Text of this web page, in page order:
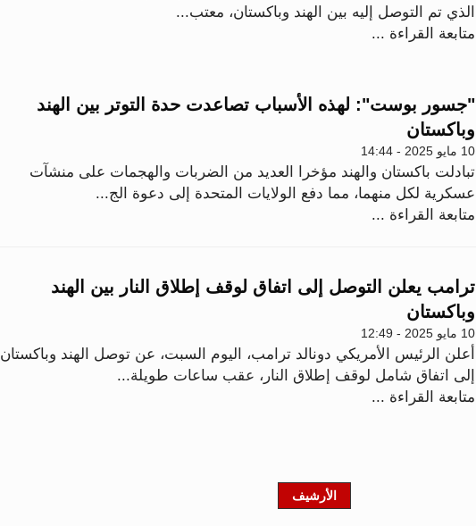
الذي تم التوصل إليه بين الهند وباكستان، معتب...
متابعة القراءة ...
"جسور بوست": لهذه الأسباب تصاعدت حدة التوتر بين الهند
وباكستان
10 مايو 2025 - 14:44
تبادلت باكستان والهند مؤخرا العديد من الضربات والهجمات على منشآت
عسكرية لكل منهما، مما دفع الولايات المتحدة إلى دعوة الج...
متابعة القراءة ...
ترامب يعلن التوصل إلى اتفاق لوقف إطلاق النار بين الهند
وباكستان
10 مايو 2025 - 12:49
أعلن الرئيس الأمريكي دونالد ترامب، اليوم السبت، عن توصل الهند وباكستان
إلى اتفاق شامل لوقف إطلاق النار، عقب ساعات طويلة...
متابعة القراءة ...
الأرشيف